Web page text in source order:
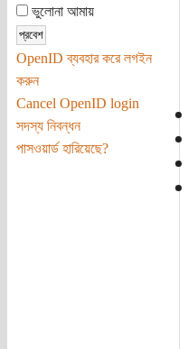
ভুলোনা আমায়
OpenID ব্যবহার করে লগইন
করুন
Cancel OpenID login
সদস্য নিবন্ধন
পাসওয়ার্ড হারিয়েছে?